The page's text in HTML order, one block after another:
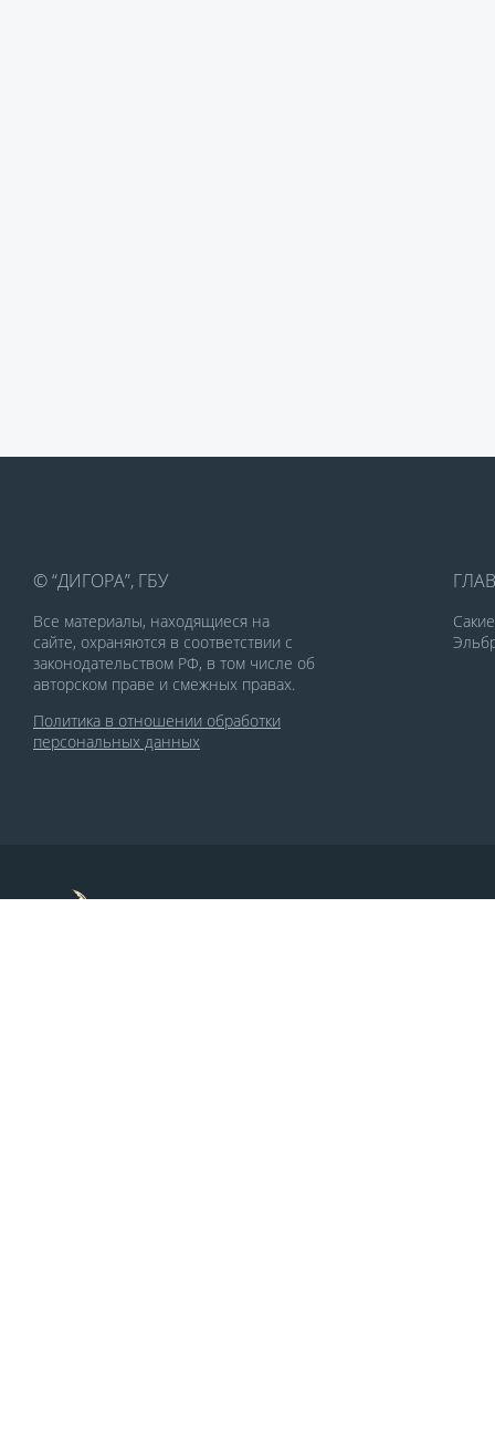
© “ДИГОРА”, ГБУ
Все материалы, находящиеся на
сайте, охраняются в соответствии с
законодательством РФ, в том числе об
авторском праве и смежных правах.
Политика в отношении обработки
персональных данных